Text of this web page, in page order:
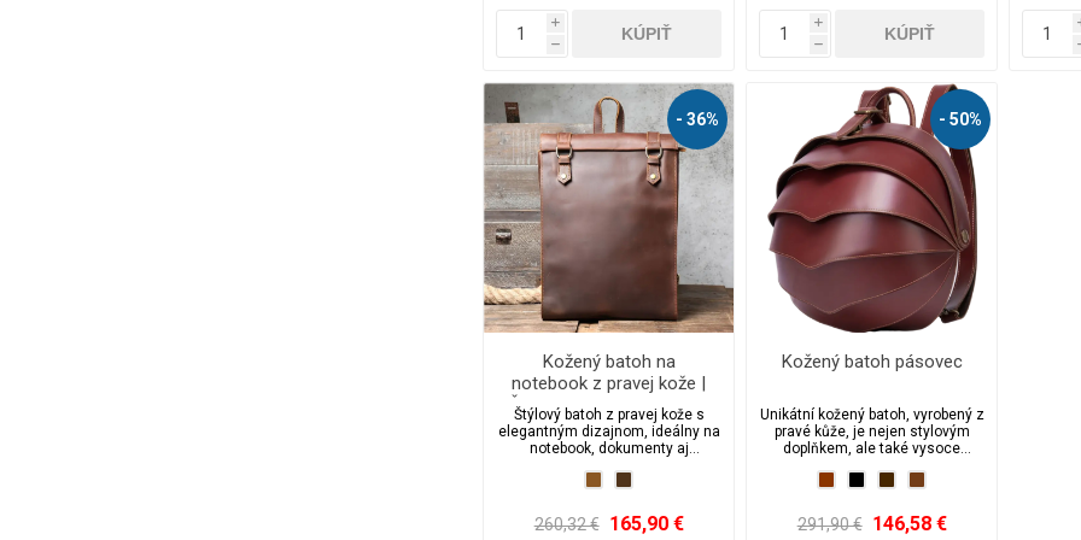
i
h
i
h
- 36%
Kožený batoh na
notebook z pravej kože |
Štýlový batoh do práce aj
na cesty
Štýlový batoh z pravej kože s
elegantným dizajnom, ideálny na
notebook, dokumenty aj
Dostupný v karamelovo a kávovo
kvality a praktickosti v jednom.
260,32 € 165,90 €
- 50%
Kožený batoh pásovec
Unikátní kožený batoh, vyrobený z
pravé kůže, je nejen stylovým
doplňkem, ale také vysoce
způsobem, jak přenášet své věci.
291,90 € 146,58 €